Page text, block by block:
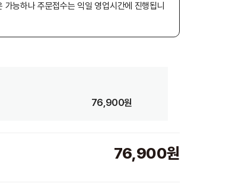
능하나 주문접수는 익일 영업시간에 진행됩니
76,900원
76,900원